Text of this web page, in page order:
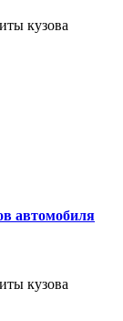
кузова
автомобиля
кузова